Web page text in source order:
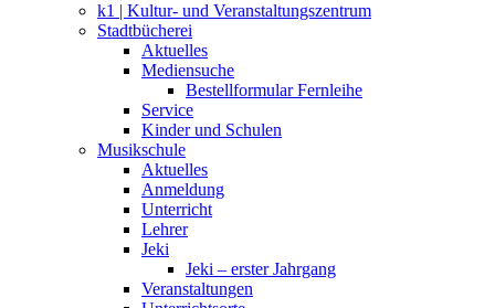
k1 | Kultur- und Veranstaltungszentrum
Stadtbücherei
Aktuelles
Mediensuche
Bestellformular Fernleihe
Service
Kinder und Schulen
Musikschule
Aktuelles
Anmeldung
Unterricht
Lehrer
Jeki
Jeki – erster Jahrgang
Veranstaltungen